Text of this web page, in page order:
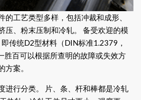
的工艺类型多样，包括冲裁和成形、
压、粉末压制和冷轧。 备受欢迎的模
传统D2型材料（DIN标准1.2379，
胜百可以根据所查明的故障或失效方
方案。
进行分类。 片、条、杆和棒都是冷轧